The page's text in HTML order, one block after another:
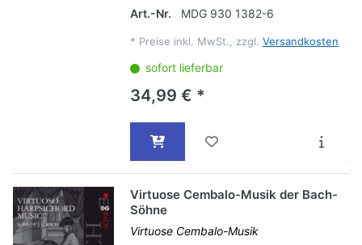
Art.-Nr.
MDG 930 1382-6
* Preise inkl. MwSt., zzgl. Versandkosten
sofort lieferbar
34,99 € *
Virtuose Cembalo-Musik der Bach-
Söhne
Virtuose Cembalo-Musik